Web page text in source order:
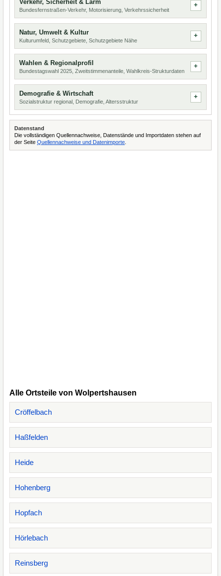
Verkehr, Sicherheit & Lärm
Bundesfernstraßen-Verkehr, Motorisierung, Verkehrssicherheit
Natur, Umwelt & Kultur
Kulturumfeld, Schutzgebiete, Schutzgebiete Nähe
Wahlen & Regionalprofil
Bundestagswahl 2025, Zweitstimmenanteile, Wahlkreis-Strukturdaten
Demografie & Wirtschaft
Sozialstruktur regional, Demografie, Altersstruktur
Datenstand
Die vollständigen Quellennachweise, Datenstände und Importdaten stehen auf
der Seite Quellennachweise und Datenimporte
Alle Ortsteile von Wolpertshausen
Cröffelbach
Haßfelden
Heide
Hohenberg
Hopfach
Hörlebach
Reinsberg